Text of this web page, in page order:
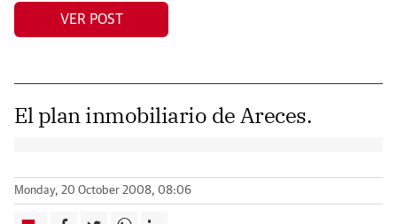
VER POST
El plan inmobiliario de Areces.
Monday, 20 October 2008, 08:06